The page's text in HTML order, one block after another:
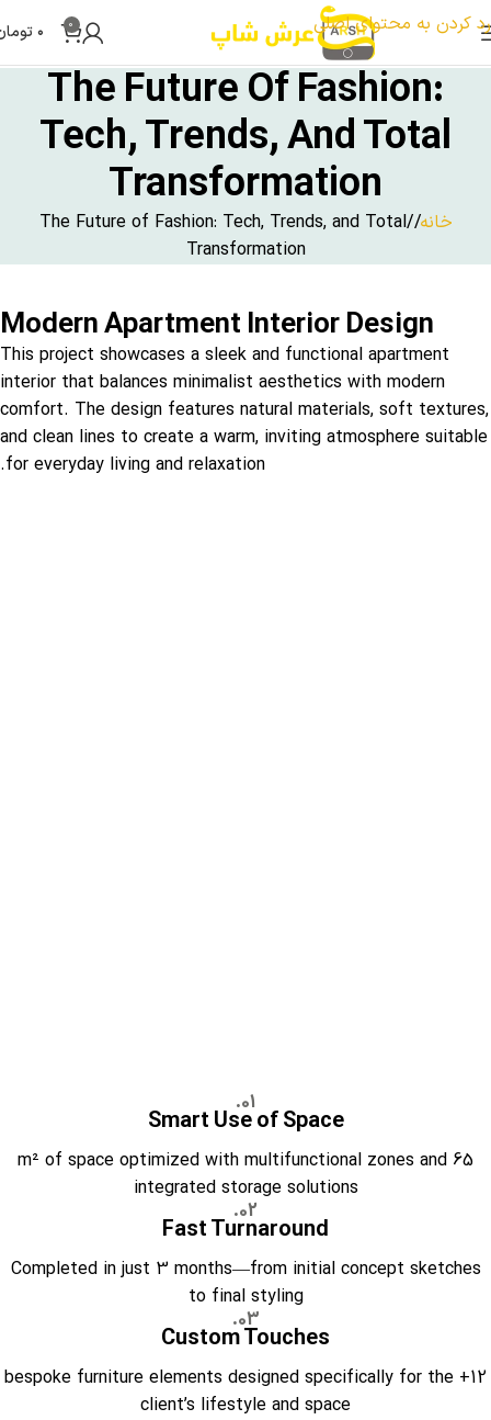
رد کردن به محتوای اصلی 0 ۰
The Future Of Fashion:
Tech, Trends, And Total
Transformation
خانه The Future of Fashion: Tech, Trends, and Total
Transformation
Modern Apartment Interior Design
This project showcases a sleek and functional apartment
interior that balances minimalist aesthetics with modern
comfort. The design features natural materials, soft textures,
and clean lines to create a warm, inviting atmosphere suitable
for everyday living and relaxation.
01.
Smart Use of Space
65 m² of space optimized with multifunctional zones and
integrated storage solutions
02.
Fast Turnaround
Completed in just 3 months—from initial concept sketches
to final styling
03.
Custom Touches
12+ bespoke furniture elements designed specifically for the
client’s lifestyle and space
تست بنر